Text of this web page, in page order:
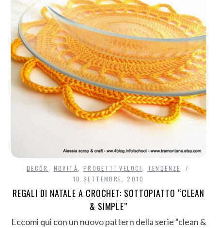
DECÒR , NOVITÀ, PROGETTI VELOCI , TENDENZE
10 SETTEMBRE, 2010
REGALI DI NATALE A CROCHET: SOTTOPIATTO “CLEAN
& SIMPLE”
Eccomi qui con un nuovo pattern della serie “clean &